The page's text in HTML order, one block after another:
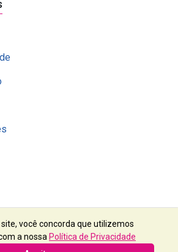
você concorda que utilizemos
a nossa Política de Privacidade